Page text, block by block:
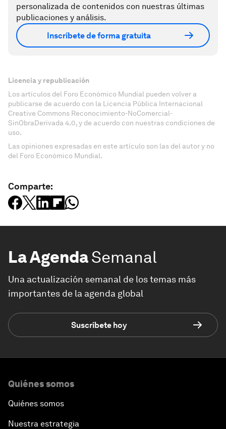
personalizada de contenidos con nuestras últimas
publicaciones y análisis.
Inscríbete de forma gratuita
Licencia y republicación
Los artículos del Foro Económico Mundial pueden volver a
publicarse de acuerdo con la Licencia Pública Internacional
Creative Commons Reconocimiento-NoComercial-
SinObraDerivada 4.0, y de acuerdo con nuestras condiciones de
uso.
Las opiniones expresadas en este artículo son las del autor y no
del Foro Económico Mundial.
Comparte:
La AgendaSemanal
Una actualización semanal de los temas más
importantes de la agenda global
Suscríbete hoy
Quiénes somos
Quiénes somos
Nuestra estrategia